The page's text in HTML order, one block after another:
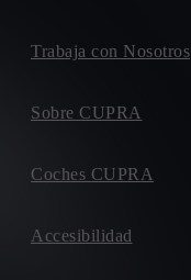
Trabaja con Nosotros
Sobre CUPRA
Coches CUPRA
Accesibilidad